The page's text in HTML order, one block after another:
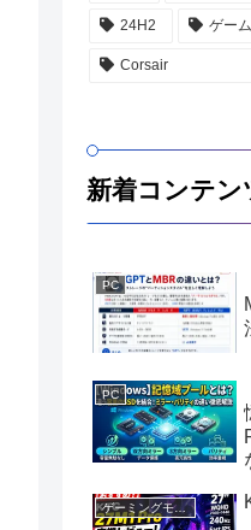
24H2 ゲーム
Corsair
新着コンテン
PC
PC
ゲーミングモニター